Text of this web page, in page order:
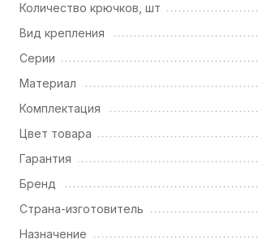
Количество крючков, шт
Вид крепления
Серии
Материал
Комплектация
Цвет товара
Гарантия
Бренд
Страна-изготовитель
Назначение